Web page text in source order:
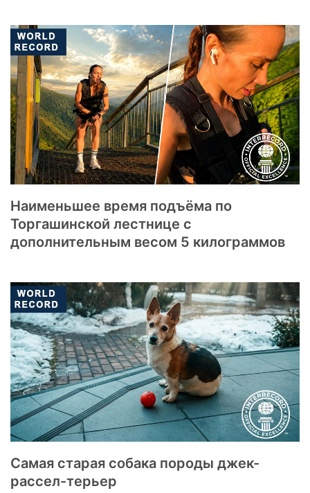
Наименьшее время подъёма по
Торгашинской лестнице с
дополнительным весом 5 килограммов
Самая старая собака породы джек-
рассел-терьер